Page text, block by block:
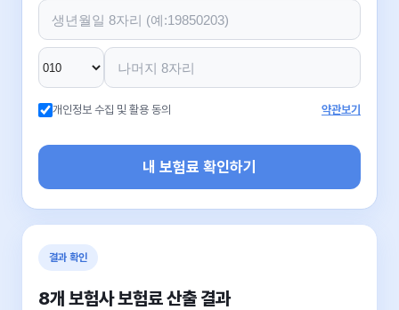
개인정보 수집 및 활용 동의 약관보기
내 보험료 확인하기
결과 확인
8개 보험사 보험료 산출 결과